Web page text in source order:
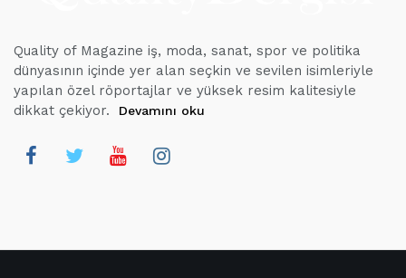
Quality of Magazine iş, moda, sanat, spor ve politika
dünyasının içinde yer alan seçkin ve sevilen isimleriyle
yapılan özel röportajlar ve yüksek resim kalitesiyle
dikkat çekiyor.
Devamını oku